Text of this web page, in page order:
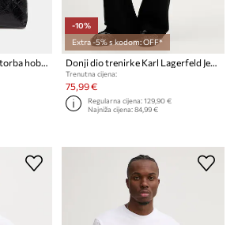
Karl Lagerfeld Jeans mala torba hobo za žene kožna
-10%
Extra -5% s kodom: OFF*
Donji dio trenirke Karl Lagerfeld Jeans
Trenutna cijena:
75,99 €
Regularna cijena:129,90 €
Najniža cijena:84,99 €